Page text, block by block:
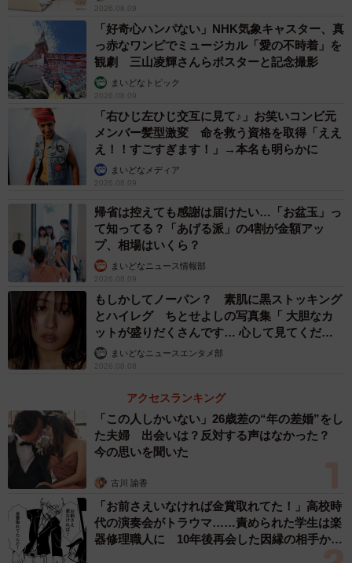
2026.08.09
「好奇心ハンパない」NHK気象キャスター、真
っ赤なワンピでミュージカル「愛の不時着」を
観劇 三山凌輝さんらポスターと記念撮影
まいどなトピック
2026.08.09
「右ひじ左ひじ交互に見て♪」お笑いコンビ元
メンバー髪型激変 命を救う資格を取得「ええ
え！！すごすぎます！」→本名も明らかに
まいどなメディア
2026.08.09
帰省は控えても感謝は届けたい…「お盆玉」っ
て知ってる？「あげる派」の4割が金額アッ
プ、相場はいくら？
まいどなニュース情報部
2026.08.09
もしかしてノーパン？ 素肌に黒ストッキング
とハイレグ ちとせよしの写真集「 大胆なカ
ットが盛りだくさんです… 心して見てくださ
い」まいどなニュースエンタメ部
2026.08.08
アクセスランキング
「この人しかいない」26歳差の“年の差婚”をし
た夫婦 出会いは？反対する声はなかった？
今の思いを聞いた
古川 諭香
「お前さえいなければ金賞取れてた！」高校時
代の演奏会がトラウマ……責められた学生は楽
器修理職人に 10年後再会した因縁の相手から